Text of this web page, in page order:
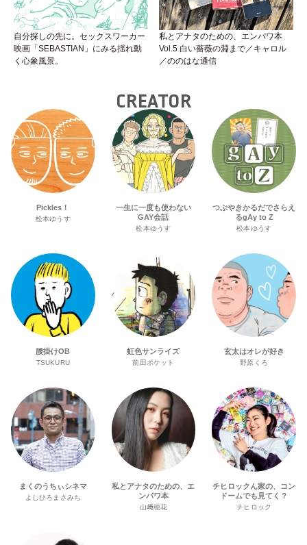
自分探しの先に。セックスワーカー
映画「SEBASTIAN」にみる揺れ動
く心象風景。
私とアナタのための、エンパワ本
Vol.5 白い薔薇の淵まで／キャロル
／ののはな通信
CREATOR
Pickles！
松本ゆうす
一生に一度も使わない
GAY会話
松本ゆうす
つぶやきかるだでさらえ
るgAy to Z
松本ゆうす
腰掛けOB
TSUKURU
虹色サンライズ
前田ポケット
玄太はオレが好き
野原くろ
まくのうちぃシネマ
よしひろまさみち
私とアナタのための、エ
ンパワ本
山﨑穂花
チヒロックん家の、コン
ドームでも見てく？
チヒロック